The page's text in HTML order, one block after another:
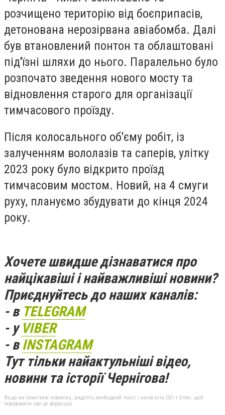
розчищено територію від боєприпасів,
детонована нерозірвана авіабомба. Далі
був втановлений понтон та облаштовані
під'їзні шляхи до нього. Паралельно було
розпочато зведення нового мосту та
відновлення старого для організації
тимчасового проїзду.
Після колосального об'єму робіт, із
залученням вололазів та саперів, улітку
2023 року було відкрито проїзд
тимчасовим мостом. Новий, на 4 смуги
руху, плануємо збудувати до кінця 2024
року.
Хочете швидше дізнаватися про
найцікавіші і найважливіші новини?
Приєднуйтесь до наших каналів:
- в TELEGRAM
- у VIBER
- вINSTAGRAM
Тут тільки найактульніші відео,
новини та історії Чернігова!
Якщо ви помітили помилку, виділіть необхідний текст і натисніть Ctrl + Enter, щоб
повідомити про це редакцію